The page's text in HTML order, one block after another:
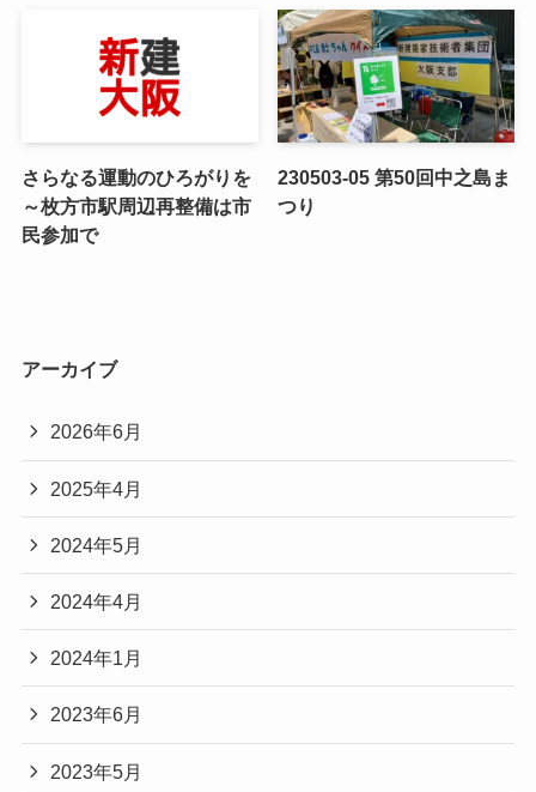
さらなる運動のひろがりを
～枚方市駅周辺再整備は市
民参加で
230503-05 第50回中之島ま
つり
アーカイブ
2026年6月
2025年4月
2024年5月
2024年4月
2024年1月
2023年6月
2023年5月